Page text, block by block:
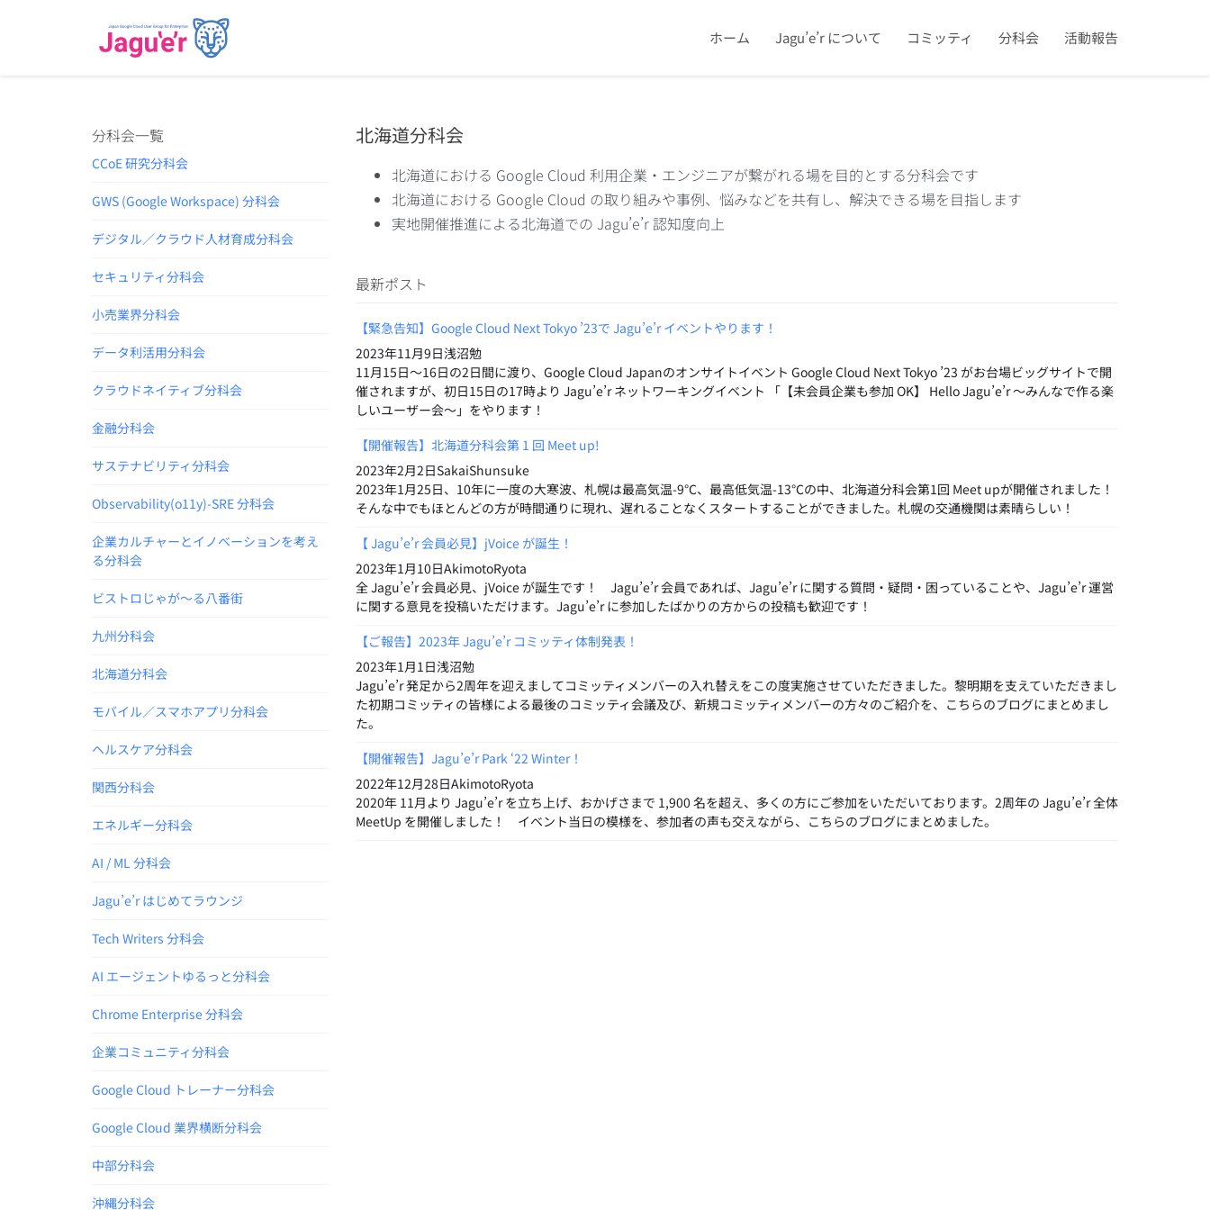
ホーム Jagu’e’r について コミッティ 分科会 活動報告
分科会一覧
CCoE 研究分科会
GWS (Google Workspace) 分科会
デジタル／クラウド人材育成分科会
セキュリティ分科会
小売業界分科会
データ利活用分科会
クラウドネイティブ分科会
金融分科会
サステナビリティ分科会
Observability(o11y)-SRE 分科会
企業カルチャーとイノベーションを考え
る分科会
ビストロじゃが～る八番街
九州分科会
北海道分科会
モバイル／スマホアプリ分科会
ヘルスケア分科会
関西分科会
エネルギー分科会
AI / ML 分科会
Jagu’e’r はじめてラウンジ
Tech Writers 分科会
AI エージェントゆるっと分科会
Chrome Enterprise 分科会
企業コミュニティ分科会
Google Cloud トレーナー分科会
Google Cloud 業界横断分科会
中部分科会
沖縄分科会
北海道分科会
北海道における Google Cloud 利用企業・エンジニアが繋がれる場を目的とする分科会です
北海道における Google Cloud の取り組みや事例、悩みなどを共有し、解決できる場を目指します
実地開催推進による北海道での Jagu’e’r 認知度向上
最新ポスト
【緊急告知】Google Cloud Next Tokyo ’23で Jagu’e’r イベントやります！
2023年11月9日浅沼勉
11月15日〜16日の2日間に渡り、Google Cloud Japanのオンサイトイベント Google Cloud Next Tokyo ’23 がお台場ビッグサイトで開
催されますが、初日15日の17時より Jagu’e’r ネットワーキングイベント 「【未会員企業も参加 OK】 Hello Jagu’e’r ～みんなで作る楽
しいユーザー会～」をやります！
【開催報告】北海道分科会第 1 回 Meet up!
2023年2月2日SakaiShunsuke
2023年1月25日、10年に一度の大寒波、札幌は最高気温-9℃、最高低気温-13℃の中、北海道分科会第1回 Meet upが開催されました！
そんな中でもほとんどの方が時間通りに現れ、遅れることなくスタートすることができました。札幌の交通機関は素晴らしい！
【 Jagu’e’r 会員必見】jVoice が誕生！
2023年1月10日AkimotoRyota
全 Jagu’e’r 会員必見、jVoice が誕生です！ Jagu’e’r 会員であれば、Jagu’e’r に関する質問・疑問・困っていることや、Jagu’e’r 運営
に関する意見を投稿いただけます。Jagu’e’r に参加したばかりの方からの投稿も歓迎です！
【ご報告】2023年 Jagu’e’r コミッティ体制発表！
2023年1月1日浅沼勉
Jagu’e’r 発足から2周年を迎えましてコミッティメンバーの入れ替えをこの度実施させていただきました。黎明期を支えていただきまし
た初期コミッティの皆様による最後のコミッティ会議及び、新規コミッティメンバーの方々のご紹介を、こちらのブログにまとめまし
た。
【開催報告】Jagu’e’r Park ‘22 Winter！
2022年12月28日AkimotoRyota
2020年 11月より Jagu’e’r を立ち上げ、おかげさまで 1,900 名を超え、多くの方にご参加をいただいております。2周年の Jagu’e’r 全体
MeetUp を開催しました！ イベント当日の模様を、参加者の声も交えながら、こちらのブログにまとめました。